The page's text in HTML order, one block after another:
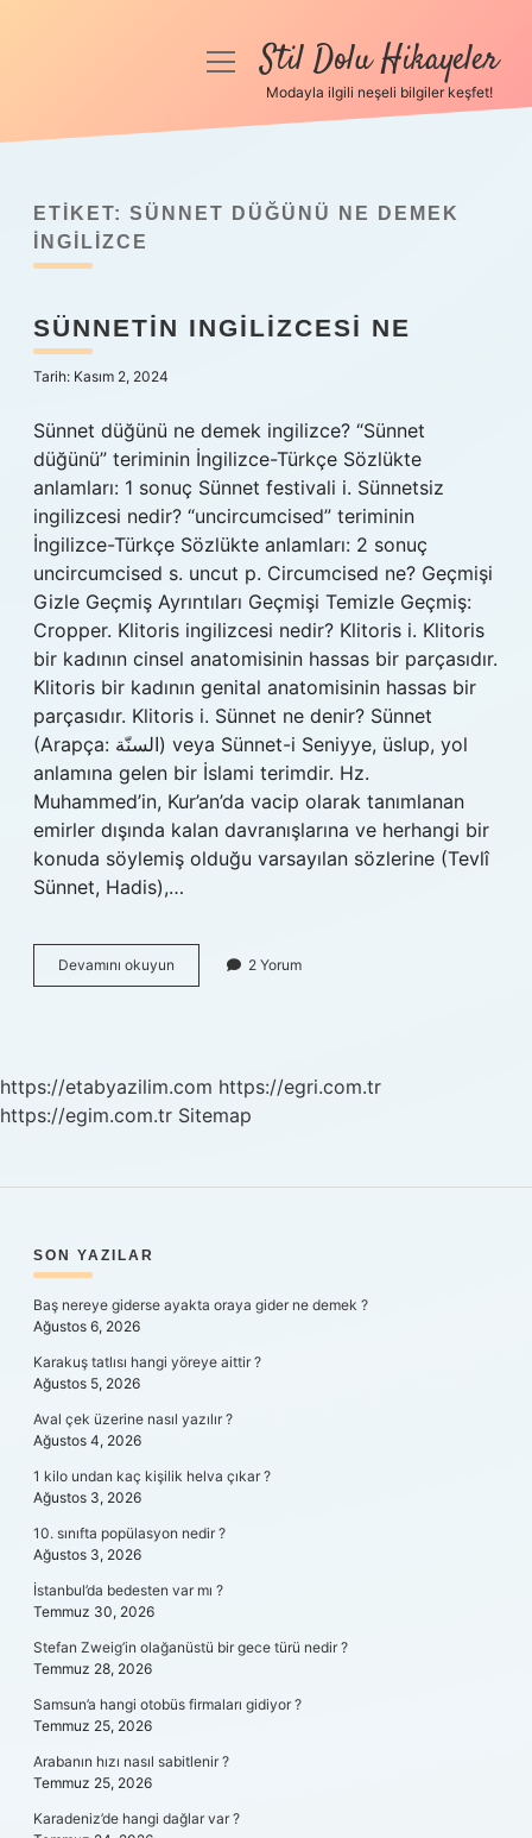
Anasayfa
Yasal Uyarı
menüyüStil Dolu Hikayeler
Modayla ilgili neşeli bilgiler keşfet!
ETIKET: SÜNNET DÜĞÜNÜ NE DEMEK
INGILIZCE
SÜNNETIN INGILIZCESI NE
Tarih: Kasım 2, 2024
Sünnet düğünü ne demek ingilizce? “Sünnet
düğünü” teriminin İngilizce-Türkçe Sözlükte
anlamları: 1 sonuç Sünnet festivali i. Sünnetsiz
ingilizcesi nedir? “uncircumcised” teriminin
İngilizce-Türkçe Sözlükte anlamları: 2 sonuç
uncircumcised s. uncut p. Circumcised ne? Geçmişi
Gizle Geçmiş Ayrıntıları Geçmişi Temizle Geçmiş:
Cropper. Klitoris ingilizcesi nedir? Klitoris i. Klitoris
bir kadının cinsel anatomisinin hassas bir parçasıdır.
Klitoris bir kadının genital anatomisinin hassas bir
parçasıdır. Klitoris i. Sünnet ne denir? Sünnet
(Arapça: السنّة) veya Sünnet-i Seniyye, üslup, yol
anlamına gelen bir İslami terimdir. Hz.
Muhammed’in, Kur’an’da vacip olarak tanımlanan
emirler dışında kalan davranışlarına ve herhangi bir
konuda söylemiş olduğu varsayılan sözlerine (Tevlî
Sünnet, Hadis),…
Devamını okuyun Sünnetin
Ingilizcesi
2 Yorum
https://etabyazilim.com https://egri.com.tr
https://egim.com.tr Sitemap
SIDEBAR
SON YAZILAR
Baş nereye giderse ayakta oraya gider ne demek ?
Ağustos 6, 2026
Karakuş tatlısı hangi yöreye aittir ?
Ağustos 5, 2026
Aval çek üzerine nasıl yazılır ?
Ağustos 4, 2026
1 kilo undan kaç kişilik helva çıkar ?
Ağustos 3, 2026
10. sınıfta popülasyon nedir ?
Ağustos 3, 2026
İstanbul’da bedesten var mı ?
Temmuz 30, 2026
Stefan Zweig’in olağanüstü bir gece türü nedir ?
Temmuz 28, 2026
Samsun’a hangi otobüs firmaları gidiyor ?
Temmuz 25, 2026
Arabanın hızı nasıl sabitlenir ?
Temmuz 25, 2026
Karadeniz’de hangi dağlar var ?